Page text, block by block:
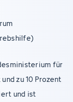
für
zu 10 Prozent
und ist